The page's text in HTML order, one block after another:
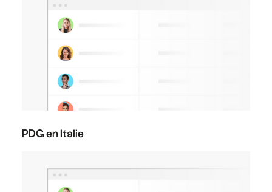
PDG en Italie